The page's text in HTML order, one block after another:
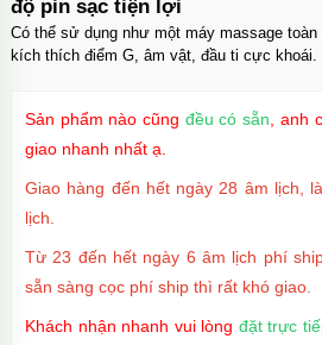
độ pin sạc tiện lợi
Có thể sử dụng như một máy massage
kích thích điểm G, âm vật, đầu ti cực khoái.
Sản phẩm nào cũng đều có sẵn , anh
giao nhanh nhất ạ.
Giao hàng đến hết ngày 28 âm lịch,
lịch.
Từ 23 đến hết ngày 6 âm lịch phí
sẵn sàng cọc phí ship thì rất khó giao.
Khách nhận nhanh vui lòng đặt trực